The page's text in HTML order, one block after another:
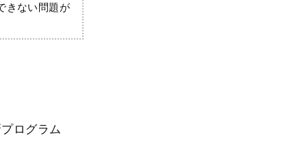
きない問題が
ログラム